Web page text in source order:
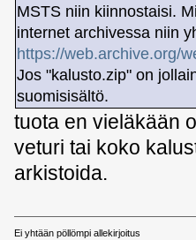
MSTS niin kiinnostaisi.
internet archivessa niin
https://web.archive.org/
Jos "kalusto.zip" on
suomisisältö.
tuota en vieläkään
veturi tai koko
arkistoida.
Ei yhtään pöllömpi allekirjoitus